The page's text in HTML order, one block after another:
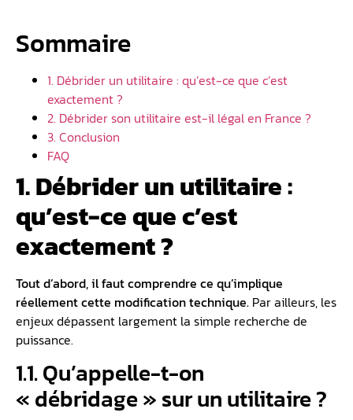
Sommaire
1. Débrider un utilitaire : qu’est-ce que c’est
exactement ?
2. Débrider son utilitaire est-il légal en France ?
3. Conclusion
FAQ
1. Débrider un utilitaire :
qu’est-ce que c’est
exactement ?
Tout d’abord, il faut comprendre ce qu’implique
réellement cette modification technique. Par ailleurs, les
enjeux dépassent largement la simple recherche de
puissance.
1.1. Qu’appelle-t-on
« débridage » sur un utilitaire ?